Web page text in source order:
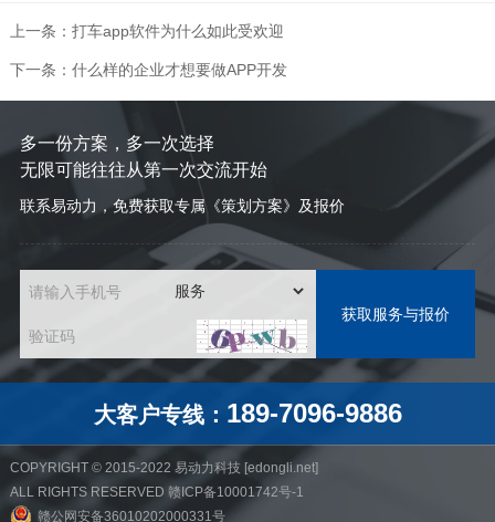
上一条：打车app软件为什么如此受欢迎
下一条：什么样的企业才想要做APP开发
多一份方案，多一次选择
无限可能往往从第一次交流开始
联系易动力，免费获取专属《策划方案》及报价
请输入手机号
验证码
大客户专线： 189-7096-9886
COPYRIGHT © 2015-2022 易动力科技[edongli.net]
ALL RIGHTS RESERVED 赣ICP备10001742号-1
赣公网安备36010202000331号